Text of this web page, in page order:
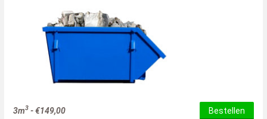
3m3 -€149,00 Bestellen